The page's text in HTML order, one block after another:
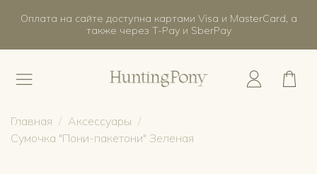
Оплата на сайте доступна картами Visa и MasterCard, а
также через T-Pay и SberPay
Главная
Аксессуары
Сумочка "Пони-пакетони" Зеленая